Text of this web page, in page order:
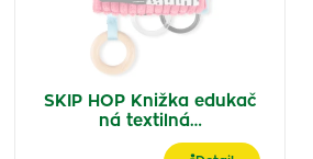
SKIP HOP Knižka edukač
ná textilná…